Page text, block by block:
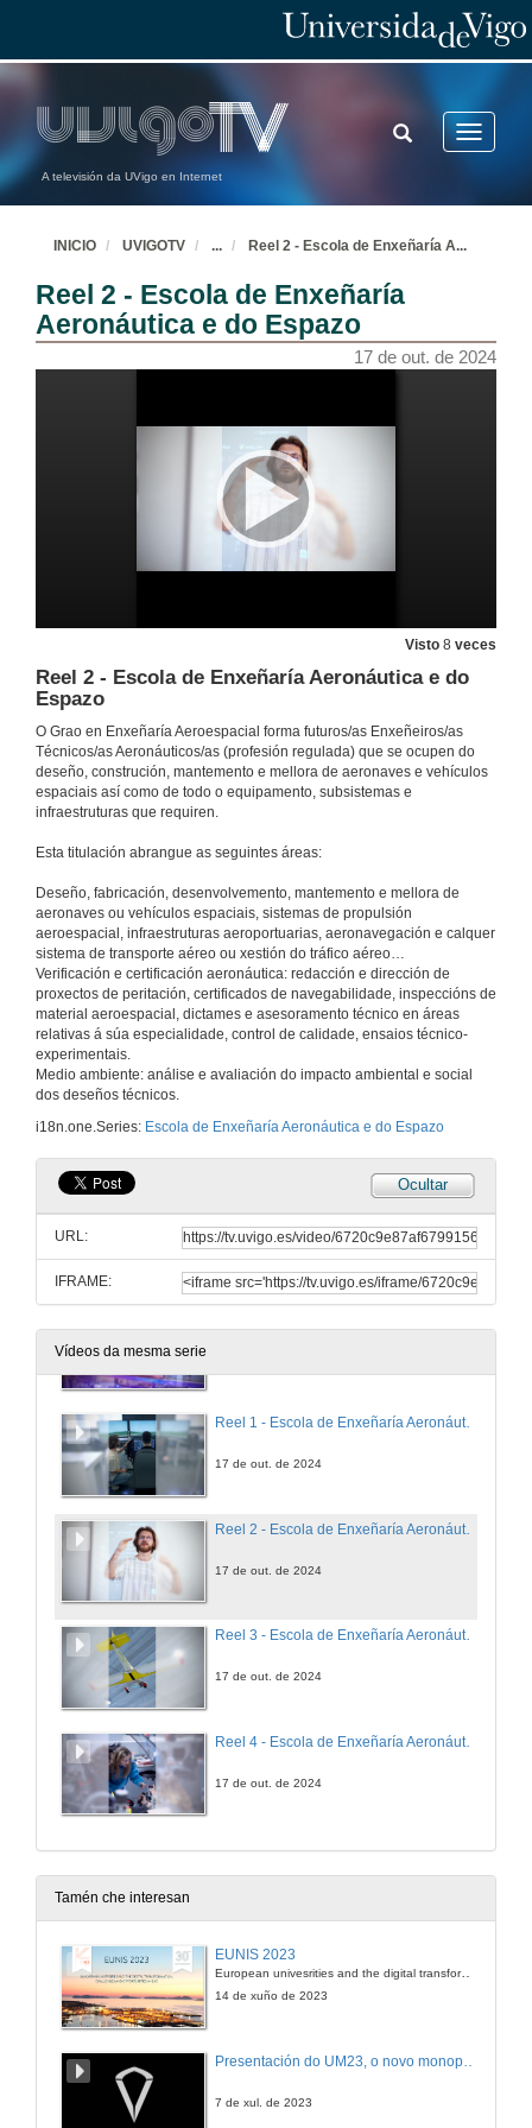
A televisión da UVigo en Internet
Toggle
TOGGLE
SEARCH
INICIO UVIGOTV ... Reel 2 - Escola de Enxeñaría A...
Reel 2 - Escola de Enxeñaría
Aeronáutica e do Espazo
17 de out. de 2024
Visto 8 veces
Reel 2 - Escola de Enxeñaría Aeronáutica e do
Espazo
O Grao en Enxeñaría Aeroespacial forma futuros/as Enxeñeiros/as
Técnicos/as Aeronáuticos/as (profesión regulada) que se ocupen do
deseño, construción, mantemento e mellora de aeronaves e vehículos
espaciais así como de todo o equipamento, subsistemas e
infraestruturas que requiren.
Esta titulación abrangue as seguintes áreas:
Deseño, fabricación, desenvolvemento, mantemento e mellora de
aeronaves ou vehículos espaciais, sistemas de propulsión
aeroespacial, infraestruturas aeroportuarias, aeronavegación e calquer
sistema de transporte aéreo ou xestión do tráfico aéreo…
Verificación e certificación aeronáutica: redacción e dirección de
proxectos de peritación, certificados de navegabilidade, inspeccións de
material aeroespacial, dictames e asesoramento técnico en áreas
relativas á súa especialidade, control de calidade, ensaios técnico-
experimentais.
Medio ambiente: análise e avaliación do impacto ambiental e social
dos deseños técnicos.
i18n.one.Series: Escola de Enxeñaría Aeronáutica e do Espazo
Ocultar
URL:
IFRAME:
Vídeos da mesma serie
Escola de Enxeñaría Aeronáutica e do Espazo. Campus de Ourense
Publireportaxe
17 de out. de 2024
Publireportaxe
Spot
17 de out. de 2024
Reel 1 - Escola de Enxeñaría Aeronáutica e do Espazo
17 de out. de 2024
17 de out. de 2024
Reel 3 - Escola de Enxeñaría Aeronáutica e do Espazo
17 de out. de 2024
17 de out. de 2024
Tamén che interesan
EUNIS 2023
European univesrities and the digital transformation: challenges and opportunities ahead
14 de xuño de 2023
7 de xul. de 2023